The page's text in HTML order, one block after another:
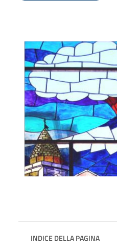
INDICE DELLA PAGINA